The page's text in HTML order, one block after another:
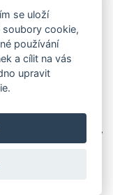
se uloží
soubory cookie,
používání
a cílit na vás
upravit